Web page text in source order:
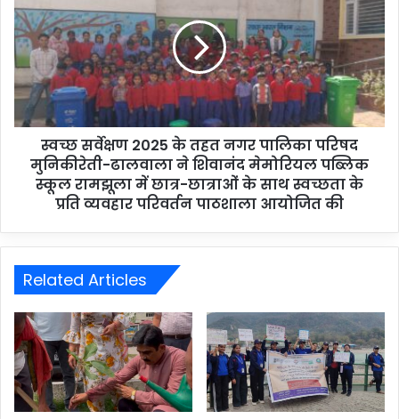
स्वच्छ सर्वेक्षण 2025 के तहत नगर पालिका परिषद
मुनिकीरेती-ढालवाला ने शिवानंद मेमोरियल पब्लिक
स्कूल रामझूला में छात्र-छात्राओं के साथ स्वच्छता के
प्रति व्यवहार परिवर्तन पाठशाला आयोजित की
Related Articles